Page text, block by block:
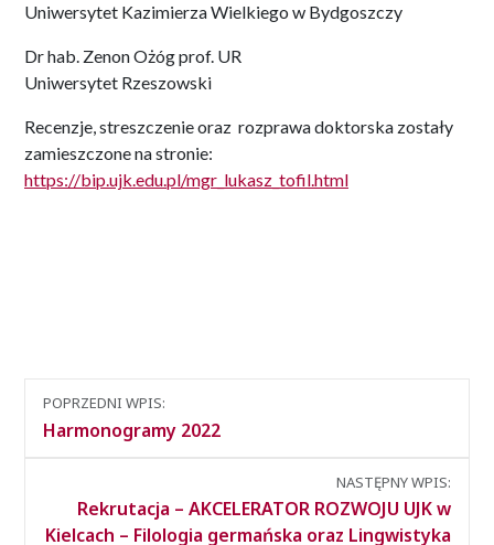
Uniwersytet Kazimierza Wielkiego w Bydgoszczy
Dr hab. Zenon Ożóg prof. UR
Uniwersytet Rzeszowski
Recenzje, streszczenie oraz rozprawa doktorska zostały
zamieszczone na stronie:
https://bip.ujk.edu.pl/mgr_lukasz_tofil.html
Nawigacja
między
POPRZEDNI WPIS:
Harmonogramy 2022
NASTĘPNY WPIS:
Rekrutacja – AKCELERATOR ROZWOJU UJK w
Kielcach – Filologia germańska oraz Lingwistyka